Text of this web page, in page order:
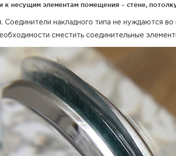
несущим элементам помещения – стене,
Соединители накладного типа не нуждаются
сместить соединительные